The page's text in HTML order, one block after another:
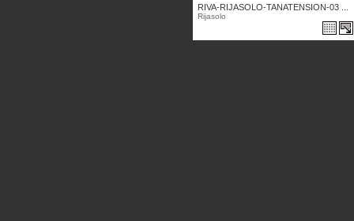
RIVA-RIJASOLO-TANATENSION-03 ...
Rijasolo